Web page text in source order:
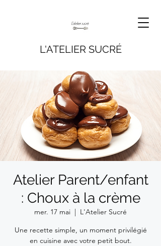
L'ATELIER SUCRÉ
Atelier Parent/enfant
: Choux à la crème
mer. 17 mai
  |
L'Atelier Sucré
Une recette simple, un moment privilégié
en cuisine avec votre petit bout.